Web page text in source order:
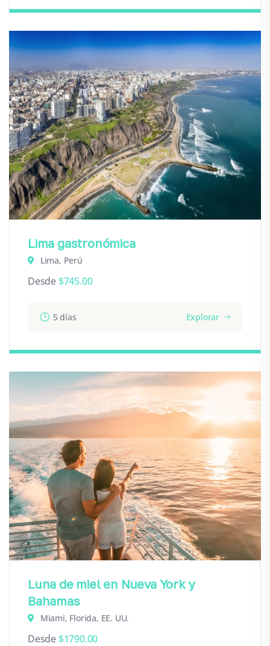
Lima gastronómica
Lima, Perú
Desde $745.00
5 días Explorar
Luna de miel en Nueva York y
Bahamas
Miami, Florida, EE. UU.
Desde $1790.00